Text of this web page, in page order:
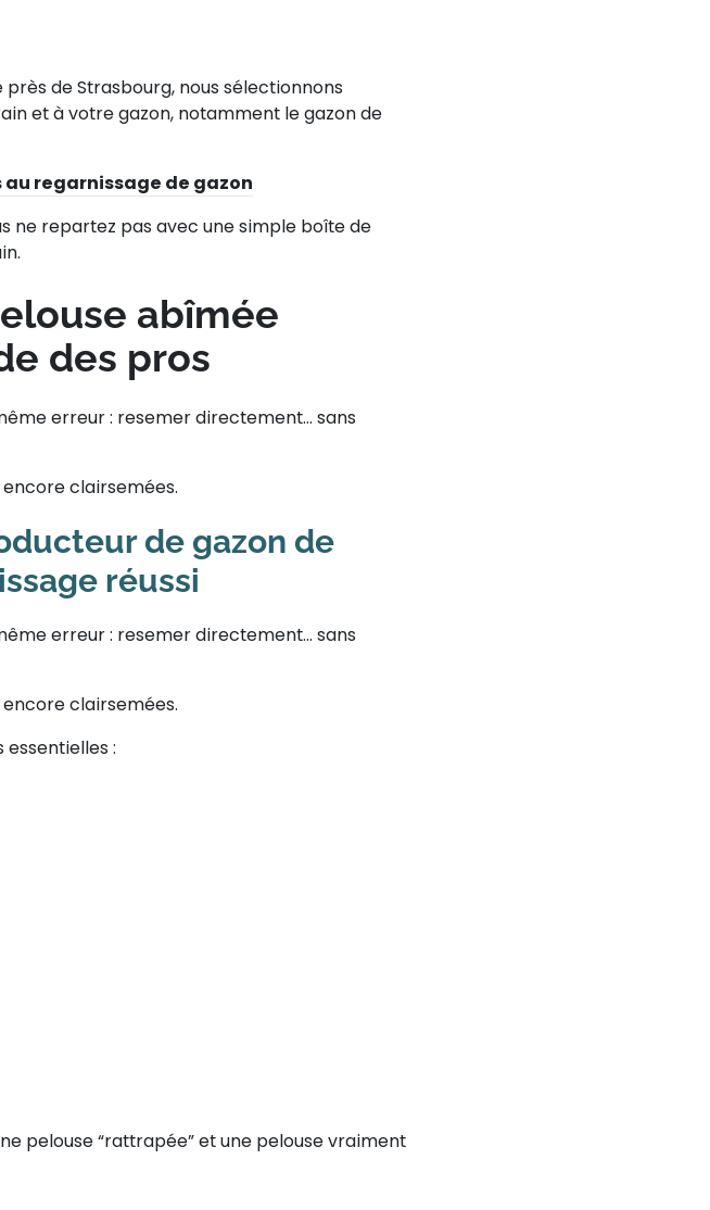
près de Strasbourg, nous sélectionnons
et à votre gazon, notamment le gazon de
regarnissage de gazon
ne repartez pas avec une simple boîte de
abîmée
des pros
erreur : resemer directement… sans
clairsemées.
de gazon de
réussi
erreur : resemer directement… sans
clairsemées.
essentielles :
pelouse “rattrapée” et une pelouse vraiment